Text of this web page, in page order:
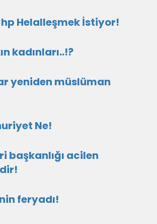
Helalleşmek İstiyor!
kadınları..!?
yeniden müslüman
Ne!
başkanlığı acilen
feryadı!